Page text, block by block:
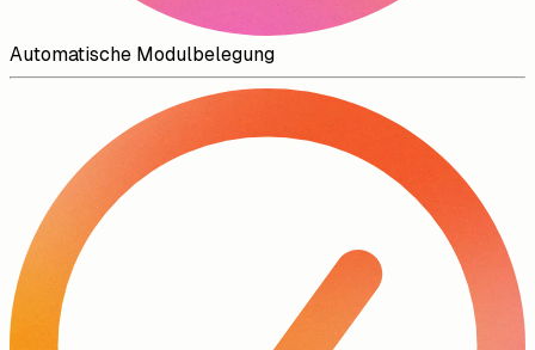
Automatische Modulbelegung